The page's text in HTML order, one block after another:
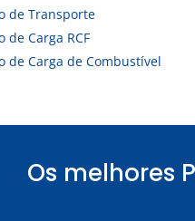
de Transporte
de Carga RCF
de Carga de Combustível
Os melhores